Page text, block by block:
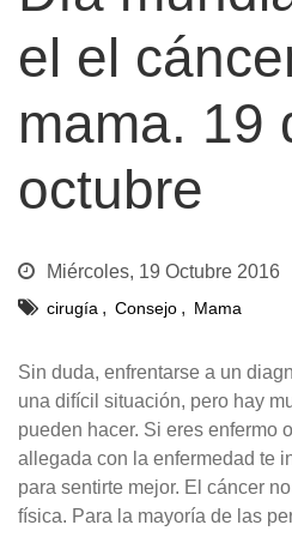
el el
mama. 19
octubre
Miércoles, 19 Octubre 2016
cirugía , Consejo , Mama
Sin duda, enfrentarse a un
una difícil situación, pero hay
pueden hacer. Si eres enfermo
allegada con la enfermedad te
para sentirte mejor. El cáncer
física. Para la mayoría de las